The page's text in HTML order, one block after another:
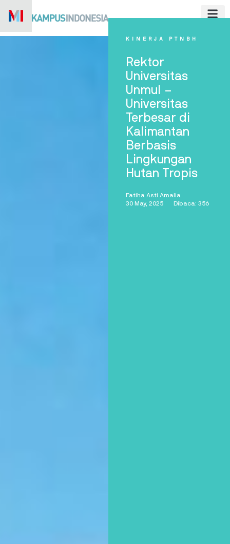
KINERJA PTNBH
Rektor
Universitas
Unmul –
Universitas
Terbesar di
Kalimantan
Berbasis
Lingkungan
Hutan Tropis
Fatiha Asti Amalia
30 May, 2025
Dibaca: 356